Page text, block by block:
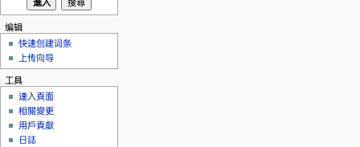
编辑
快速创建词条
上传向导
工具
連入頁面
相關變更
用戶貢獻
日誌